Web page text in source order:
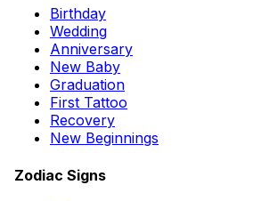
Birthday
Wedding
Anniversary
New Baby
Graduation
First Tattoo
Recovery
New Beginnings
Zodiac Signs